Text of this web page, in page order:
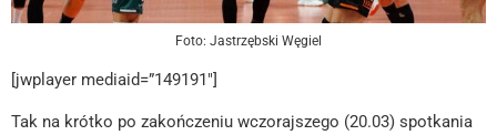
Foto: Jastrzębski Węgiel
[jwplayer mediaid=”149191″]
Tak na krótko po zakończeniu wczorajszego (20.03) spotkania